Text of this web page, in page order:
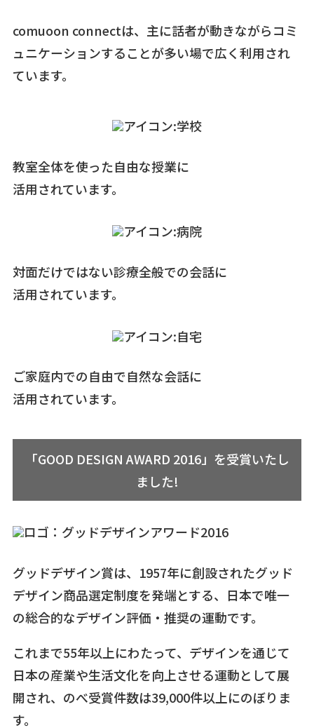
comuoon connectは、主に話者が動きながらコミ
ュニケーションすることが多い場で広く利用され
ています。
教室全体を使った自由な授業に
活用されています。
対面だけではない診療全般での会話に
活用されています。
ご家庭内での自由で自然な会話に
活用されています。
「GOOD DESIGN AWARD 2016」を受賞いたし
ました!
グッドデザイン賞は、1957年に創設されたグッド
デザイン商品選定制度を発端とする、日本で唯一
の総合的なデザイン評価・推奨の運動です。
これまで55年以上にわたって、デザインを通じて
日本の産業や生活文化を向上させる運動として展
開され、のべ受賞件数は39,000件以上にのぼりま
す。